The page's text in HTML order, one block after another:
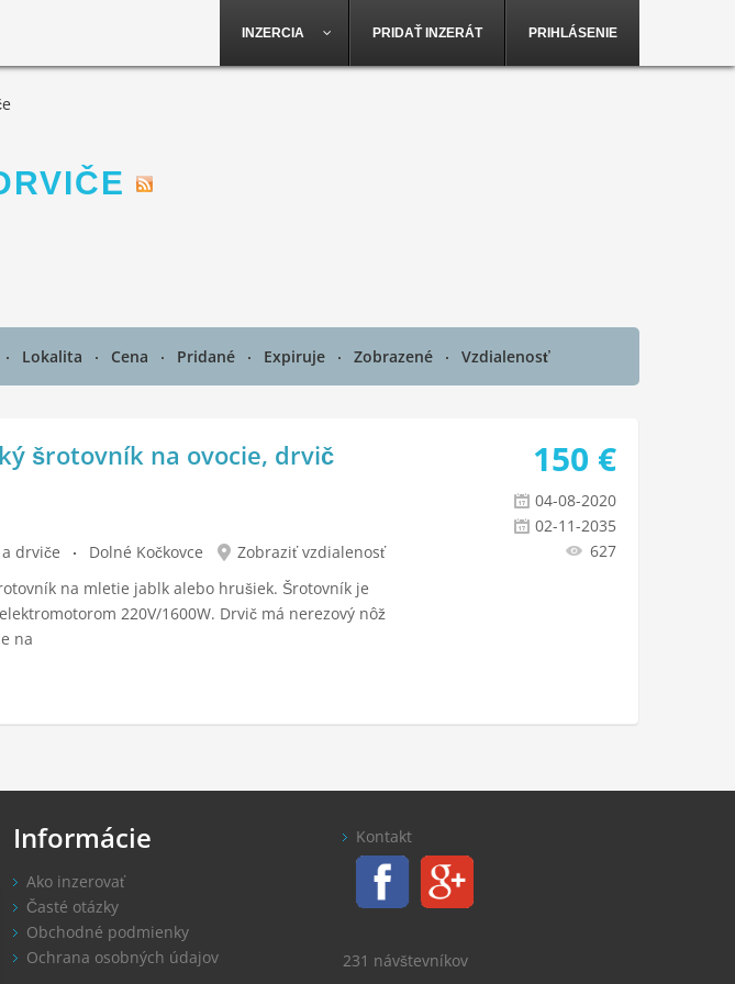
INZERCIA PRIDAŤ INZERÁT PRIHLÁSENIE
Lokalita Cena Pridané Expiruje Zobrazené Vzdialenosť
šrotovník na ovocie, drvič
drviče Dolné Kočkovce
Zobraziť vzdialenosť
na mletie jablk alebo hrušiek. Šrotovník je
220V/1600W. Drvič má nerezový nôž
na
150 €
04-08-2020
02-11-2035
627
Informácie
Ako inzerovať
Časté otázky
Obchodné podmienky
Ochrana osobných údajov
Kontakt
231 návštevníkov